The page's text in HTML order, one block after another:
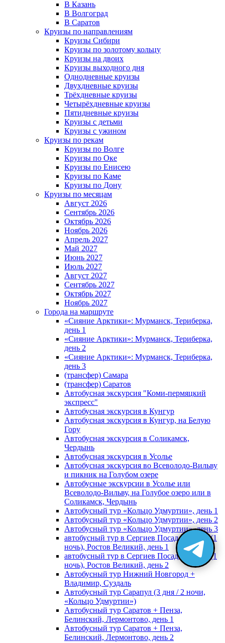
В Казань
В Волгоград
В Саратов
Круизы по направлениям
Круизы Сибири
Круизы по золотому кольцу
Круизы на двоих
Круизы выходного дня
Однодневные круизы
Двухдневные круизы
Трёхдневные круизы
Четырёхдневные круизы
Пятидневные круизы
Круизы с детьми
Круизы с ужином
Круизы по рекам
Круизы по Волге
Круизы по Оке
Круизы по Енисею
Круизы по Каме
Круизы по Дону
Круизы по месяцам
Август 2026
Сентябрь 2026
Октябрь 2026
Ноябрь 2026
Апрель 2027
Май 2027
Июнь 2027
Июль 2027
Август 2027
Сентябрь 2027
Октябрь 2027
Ноябрь 2027
Города на маршруте
«Сияние Арктики»: Мурманск, Териберка,
день 1
«Сияние Арктики»: Мурманск, Териберка,
день 2
«Сияние Арктики»: Мурманск, Териберка,
день 3
(трансфер) Самара
(трансфер) Саратов
Автобусная экскурсия "Коми-пермяцкий
экспресс"
Автобусная экскурсия в Кунгур
Автобусная экскурсия в Кунгур, на Белую
Гору
Автобусная экскурсия в Соликамск,
Чердынь
Автобусная экскурсия в Усолье
Автобусная экскурсия во Всеволодо-Вильву
и пикник на Голубом озере
Автобусные экскурсии в Усолье или
Всеволодо-Вильву, на Голубое озеро или в
Соликамск, Чердынь
Автобусный тур «Кольцо Удмуртии», день 1
Автобусный тур «Кольцо Удмуртии», день 2
Автобусный тур «Кольцо Удмуртии», день 3
автобусный тур в Сергиев Посад, Москву (1
ночь), Ростов Великий, день 1
автобусный тур в Сергиев Посад, Москву (1
ночь), Ростов Великий, день 2
Автобусный тур Нижний Новгород +
Владимир, Суздаль
Автобусный тур Сарапул (3 дня / 2 ночи,
«Кольцо Удмуртии»)
Автобусный тур Саратов + Пенза,
Белинский, Лермонтово, день 1
Автобусный тур Саратов + Пенза,
Белинский, Лермонтово, день 2